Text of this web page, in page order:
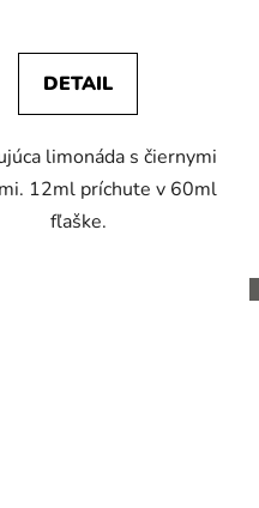
DETAIL
limonáda s čiernymi
12ml príchute v 60ml
fľaške.